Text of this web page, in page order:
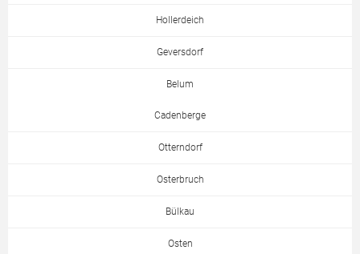
Hollerdeich
Geversdorf
Belum
Cadenberge
Otterndorf
Osterbruch
Bülkau
Osten